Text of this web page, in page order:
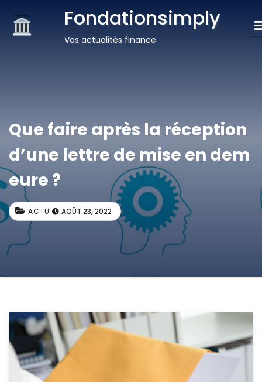
Fondationsimply
Vos actualités finance
Que faire après la réception
d’une lettre de mise en dem
eure ?
ACTU AOÛT 23, 2022